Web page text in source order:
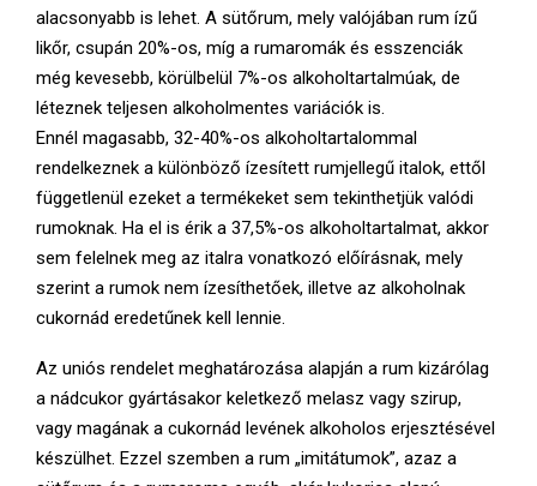
alacsonyabb is lehet. A sütőrum, mely valójában rum ízű
likőr, csupán 20%-os, míg a rumaromák és esszenciák
még kevesebb, körülbelül 7%-os alkoholtartalmúak, de
léteznek teljesen alkoholmentes variációk is.
Ennél magasabb, 32-40%-os alkoholtartalommal
rendelkeznek a különböző ízesített rumjellegű italok, ettől
függetlenül ezeket a termékeket sem tekinthetjük valódi
rumoknak. Ha el is érik a 37,5%-os alkoholtartalmat, akkor
sem felelnek meg az italra vonatkozó előírásnak, mely
szerint a rumok nem ízesíthetőek, illetve az alkoholnak
cukornád eredetűnek kell lennie.
Az uniós rendelet meghatározása alapján a rum kizárólag
a nádcukor gyártásakor keletkező melasz vagy szirup,
vagy magának a cukornád levének alkoholos erjesztésével
készülhet. Ezzel szemben a rum „imitátumok”, azaz a